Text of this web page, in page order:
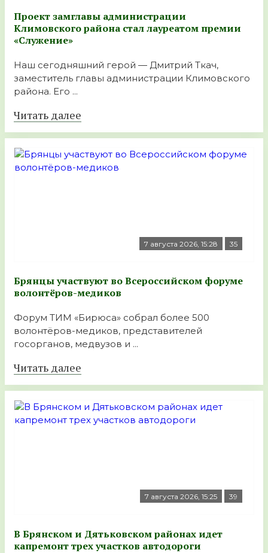
Проект замглавы администрации
Климовского района стал лауреатом премии
«Служение»
Наш сегодняшний герой — Дмитрий Ткач,
заместитель главы администрации Климовского
района. Его ...
Читать далее
7 августа 2026, 15:28 35
Брянцы участвуют во Всероссийском форуме
волонтёров-медиков
Форум ТИМ «Бирюса» собрал более 500
волонтёров-медиков, представителей
госорганов, медвузов и ...
Читать далее
7 августа 2026, 15:25 39
В Брянском и Дятьковском районах идет
капремонт трех участков автодороги